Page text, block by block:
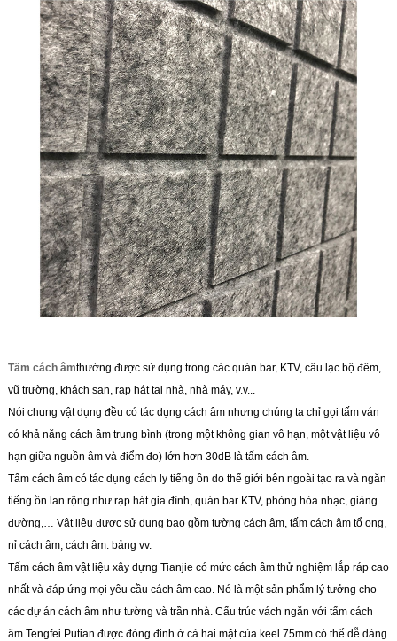
Tấm cách âmthường được sử dụng trong các quán bar, KTV, câu lạc bộ đêm,
vũ trường, khách sạn, rạp hát tại nhà, nhà máy, v.v...
Nói chung vật dụng đều có tác dụng cách âm nhưng chúng ta chỉ gọi tấm ván
có khả năng cách âm trung bình (trong một không gian vô hạn, một vật liệu vô
hạn giữa nguồn âm và điểm đo) lớn hơn 30dB là tấm cách âm.
Tấm cách âm có tác dụng cách ly tiếng ồn do thế giới bên ngoài tạo ra và ngăn
tiếng ồn lan rộng như rạp hát gia đình, quán bar KTV, phòng hòa nhạc, giảng
đường,… Vật liệu được sử dụng bao gồm tường cách âm, tấm cách âm tổ ong,
nỉ cách âm, cách âm. bảng vv.
Tấm cách âm vật liệu xây dựng Tianjie có mức cách âm thử nghiệm lắp ráp cao
nhất và đáp ứng mọi yêu cầu cách âm cao. Nó là một sản phẩm lý tưởng cho
các dự án cách âm như tường và trần nhà. Cấu trúc vách ngăn với tấm cách
âm Tengfei Putian được đóng đinh ở cả hai mặt của keel 75mm có thể dễ dàng